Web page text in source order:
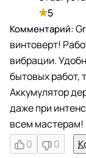
5
винтоверт!
вибрации.
бытовых работ,
Аккумулятор
даже при
всем мастерам!
0
0